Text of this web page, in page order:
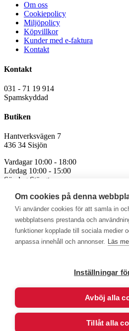
Om cookies på denna
Vi använder cookies för att samla in
webbplatsens prestanda och
funktioner kopplade till sociala medier
anpassa innehåll och annonser. Läs
Inställningar
Avböj alla
Tillåt alla
på
Om oss
Cookiepolicy
Miljöpolicy
Köpvillkor
Kunder med e-faktura
Kontakt
Kontakt
031 - 71 19 914
Spamskyddad
Butiken
Hantverksvägen 7
436 34 Sisjön
Vardagar 10:00 - 18:00
Lördag 10:00 - 15:00
Söndag Stängt
Avvikande öppettider för röda och
Välkommen att se vårt övriga
© 2026 - Göran Sjödén Rehab Shop
Alla rättigheter förbehållna